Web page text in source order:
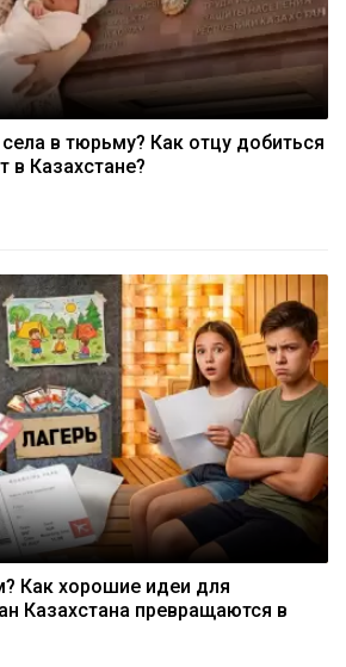
в тюрьму? Как отцу добиться
в Казахстане?
Как хорошие идеи для
Казахстана превращаются в